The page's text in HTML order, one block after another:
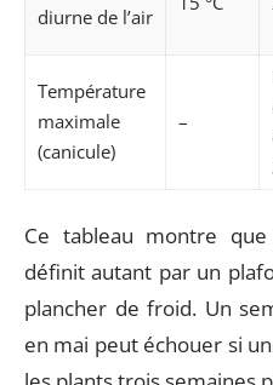
diurne de l’air
Température
maximale
(canicule)
–
Ce tableau montre
définit autant par un
plancher de froid. Un
en mai peut échouer si